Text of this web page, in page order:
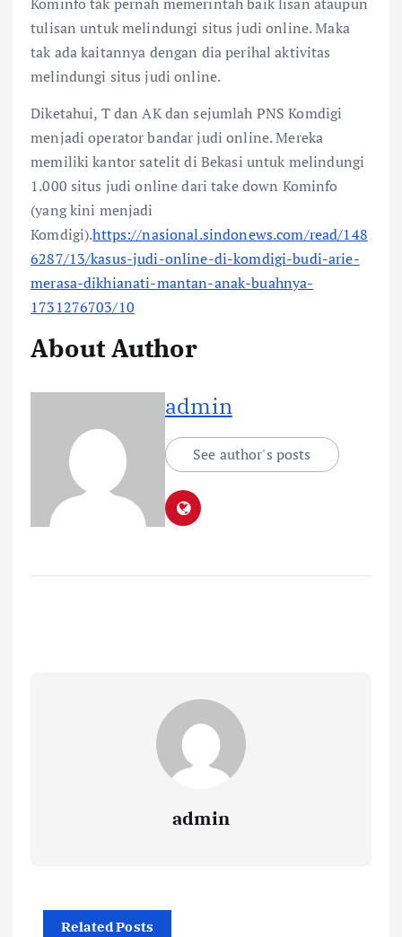
tulisan untuk melindungi situs judi online. Maka
tak ada kaitannya dengan dia perihal aktivitas
melindungi situs judi online.
Diketahui, T dan AK dan sejumlah PNS Komdigi
menjadi operator bandar judi online. Mereka
memiliki kantor satelit di Bekasi untuk melindungi
1.000 situs judi online dari take down Kominfo
(yang kini menjadi
Komdigi).https://nasional.sindonews.com/read/148
6287/13/kasus-judi-online-di-komdigi-budi-arie-
merasa-dikhianati-mantan-anak-buahnya-
1731276703/10
About Author
admin
See author's posts
admin
Related Posts